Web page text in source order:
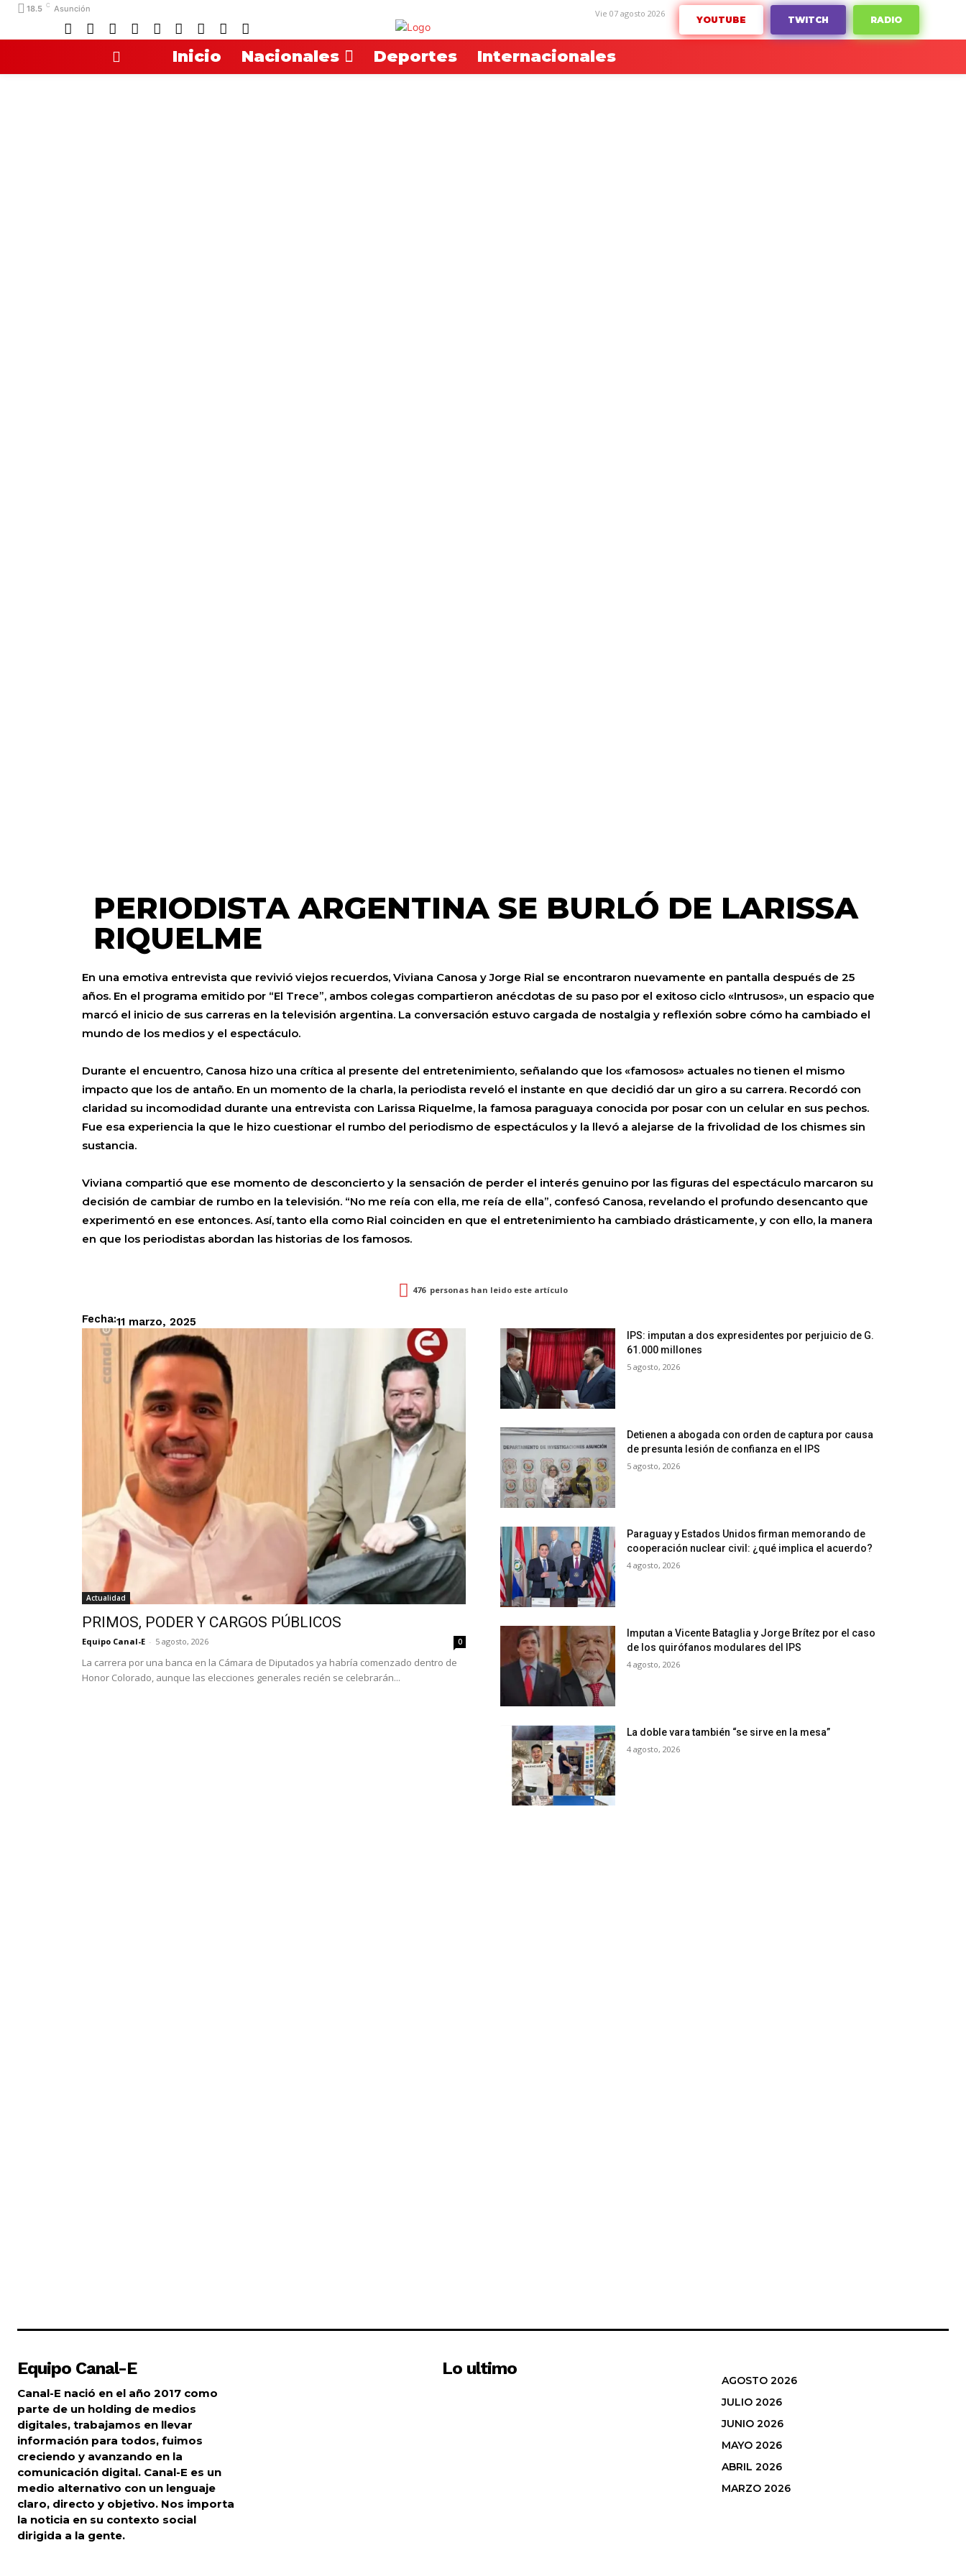
18.5 C Asunción Vie 07 agosto 2026
YOUTUBE TWITCH RADIO
Inicio Nacionales Deportes Internacionales
PERIODISTA ARGENTINA SE BURLÓ DE LARISSA
RIQUELME
En una emotiva entrevista que revivió viejos recuerdos, Viviana Canosa y Jorge Rial se encontraron nuevamente en pantalla después de 25
años. En el programa emitido por “El Trece”, ambos colegas compartieron anécdotas de su paso por el exitoso ciclo «Intrusos», un espacio que
marcó el inicio de sus carreras en la televisión argentina. La conversación estuvo cargada de nostalgia y reflexión sobre cómo ha cambiado el
mundo de los medios y el espectáculo.
Durante el encuentro, Canosa hizo una crítica al presente del entretenimiento, señalando que los «famosos» actuales no tienen el mismo
impacto que los de antaño. En un momento de la charla, la periodista reveló el instante en que decidió dar un giro a su carrera. Recordó con
claridad su incomodidad durante una entrevista con Larissa Riquelme, la famosa paraguaya conocida por posar con un celular en sus pechos.
Fue esa experiencia la que le hizo cuestionar el rumbo del periodismo de espectáculos y la llevó a alejarse de la frivolidad de los chismes sin
sustancia.
Viviana compartió que ese momento de desconcierto y la sensación de perder el interés genuino por las figuras del espectáculo marcaron su
decisión de cambiar de rumbo en la televisión. “No me reía con ella, me reía de ella”, confesó Canosa, revelando el profundo desencanto que
experimentó en ese entonces. Así, tanto ella como Rial coinciden en que el entretenimiento ha cambiado drásticamente, y con ello, la manera
en que los periodistas abordan las historias de los famosos.
476 personas han leido este artículo
Fecha:11 marzo, 2025
Actualidad
PRIMOS, PODER Y CARGOS PÚBLICOS
Equipo Canal-E - 5 agosto, 2026 0
La carrera por una banca en la Cámara de Diputados ya habría comenzado dentro de
Honor Colorado, aunque las elecciones generales recién se celebrarán...
IPS: imputan a dos expresidentes por perjuicio de G.
61.000 millones
5 agosto, 2026
Detienen a abogada con orden de captura por causa
de presunta lesión de confianza en el IPS
5 agosto, 2026
Paraguay y Estados Unidos firman memorando de
cooperación nuclear civil: ¿qué implica el acuerdo?
4 agosto, 2026
Imputan a Vicente Bataglia y Jorge Brítez por el caso
de los quirófanos modulares del IPS
4 agosto, 2026
La doble vara también “se sirve en la mesa”
4 agosto, 2026
Equipo Canal-E
Canal-E nació en el año 2017 como
parte de un holding de medios
digitales, trabajamos en llevar
información para todos, fuimos
creciendo y avanzando en la
comunicación digital. Canal-E es un
medio alternativo con un lenguaje
claro, directo y objetivo. Nos importa
la noticia en su contexto social
dirigida a la gente.
Lo ultimo
AGOSTO 2026
JULIO 2026
JUNIO 2026
MAYO 2026
ABRIL 2026
MARZO 2026